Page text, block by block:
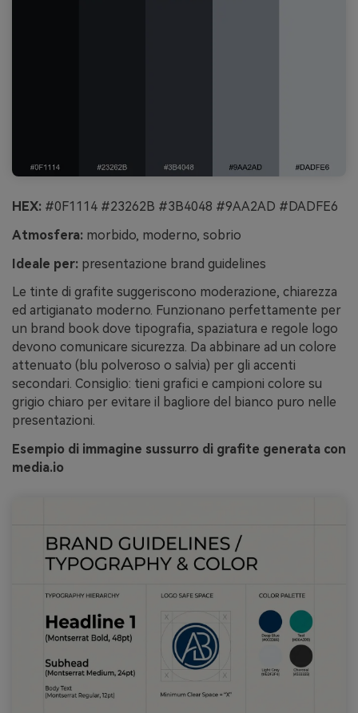
HEX: #0F1114 #23262B #3B4048 #9AA2AD #DADFE6
Atmosfera: morbido, moderno, sobrio
Ideale per: presentazione brand guidelines
Le tinte di grafite suggeriscono moderazione, chiarezza
ed artigianato moderno. Funzionano perfettamente per
un brand book dove tipografia, spaziatura e regole logo
devono comunicare sicurezza. Da abbinare ad un colore
attenuato (blu polveroso o salvia) per gli accenti
secondari. Consiglio: tieni grafici e campioni colore su
grigio chiaro per evitare il bagliore del bianco puro nelle
presentazioni.
Esempio di immagine sussurro di grafite generata con
media.io